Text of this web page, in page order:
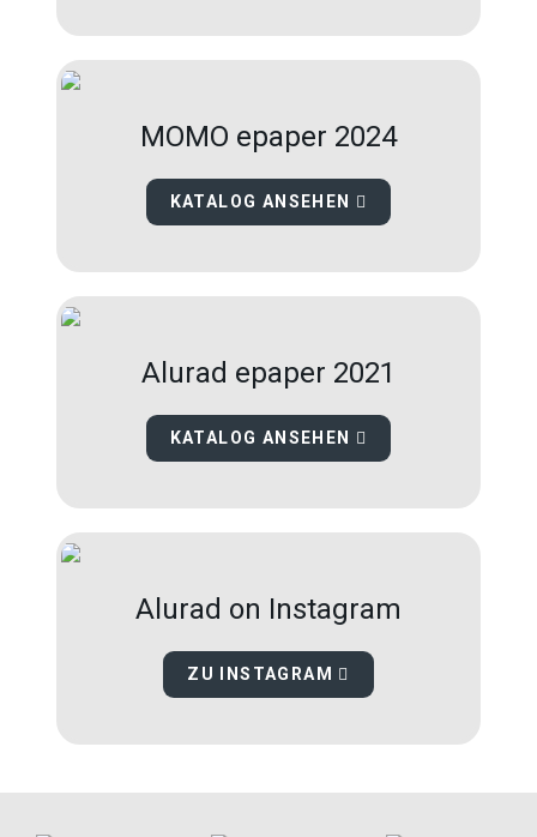
MOMO epaper 2024
KATALOG ANSEHEN
Alurad epaper 2021
KATALOG ANSEHEN
Alurad on Instagram
ZU INSTAGRAM